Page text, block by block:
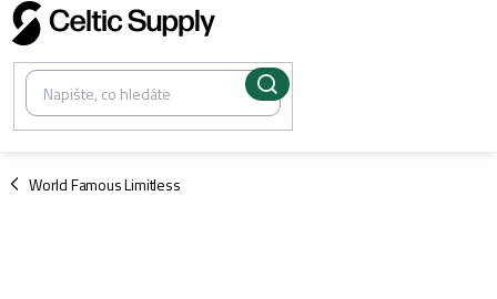
Přejít
na
obsah
World Famous Limitless
/